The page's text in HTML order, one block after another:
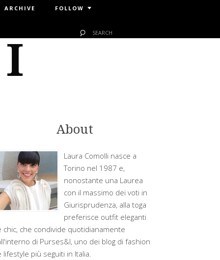
ARCHIVE FOLLOW
About
Laura Comolli nasce a
Torino nel 1987 e,
nonostante una Laurea
con il massimo dei voti in
Giurisprudenza, alla toga
preferisce outfit eleganti
chic, che condivide quotidianamente
di Purses&I, uno dei blog di fashion
lifestyle più seguiti in Italia.